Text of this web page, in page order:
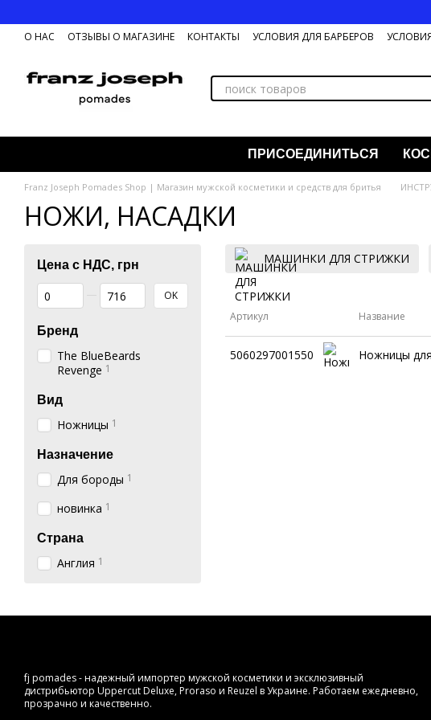
О НАС ОТЗЫВЫ О МАГАЗИНЕ КОНТАКТЫ УСЛОВИЯ ДЛЯ БАРБЕРОВ
ПРИСОЕДИНИТЬСЯ
Franz Joseph Pomades Shop | Магазин мужской косметики и средств для бритья
НОЖИ, НАСАДКИ
МАШИНКИ ДЛЯ СТРИЖКИ
Артикул Название
5060297001550 Ножницы
Цена с НДС, грн
От Цена с НДС, грн
До Цена с НДС, грн OK
Бренд
The BlueBeards
Revenge 1
Вид
Ножницы 1
Назначение
Для бороды 1
новинка 1
Страна
Англия 1
fj pomades - надежный импортер мужской косметики и эксклюзивный
дистрибьютор Uppercut Deluxe, Proraso и Reuzel в Украине. Работаем ежедневно,
прозрачно и качественно.